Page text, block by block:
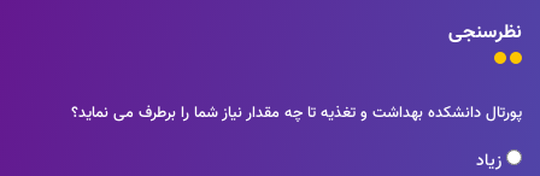
نظرسنجی
پورتال دانشکده بهداشت و تغذیه تا چه مقدار نیاز شما را برطرف می نماید؟
زیاد